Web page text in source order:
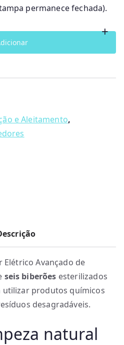
permanece fechada).
+
e Aleitamento,
Elétrico Avançado de
seis biberões esterilizados
utilizar produtos químicos
desagradáveis.
natural